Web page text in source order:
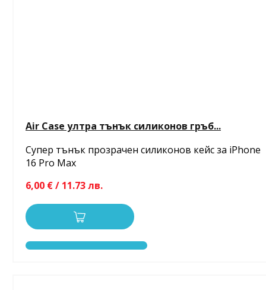
Air Case ултра тънък силиконов гръб...
Супер тънък прозрачен силиконов кейс за iPhone
16 Pro Max
6,00 € / 11.73 лв.